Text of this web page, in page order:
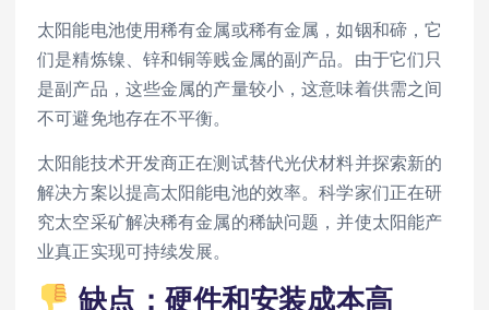
太阳能电池使用稀有金属或稀有金属，如铟和碲，它
们是精炼镍、锌和铜等贱金属的副产品。由于它们只
是副产品，这些金属的产量较小，这意味着供需之间
不可避免地存在不平衡。
太阳能技术开发商正在测试替代光伏材料并探索新的
解决方案以提高太阳能电池的效率。科学家们正在研
究太空采矿解决稀有金属的稀缺问题，并使太阳能产
业真正实现可持续发展。
缺点：硬件和安装成本高